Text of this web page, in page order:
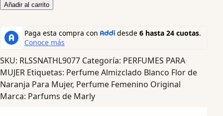
Añadir al carrito
SKU: RLSSNATHL9077 Categoría: PERFUMES PARA
MUJER Etiquetas: Perfume Almizclado Blanco Flor de
Naranja Para Mujer, Perfume Femenino Original
Marca: Parfums de Marly